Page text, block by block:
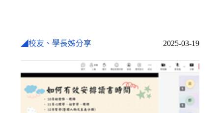
◢校友、學長姊分享 2025-03-19